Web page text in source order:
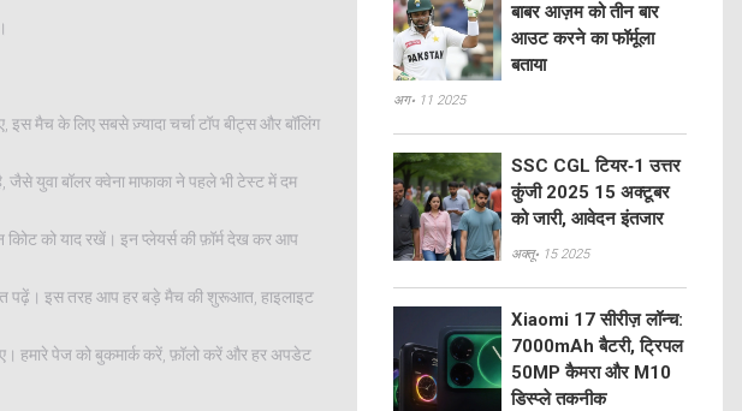
इस मैच के लिए सबसे ज़्यादा चर्चा टॉप बीट्स और बॉलिंग
युवा बॉलर क्वेना माफाका ने पहले भी टेस्ट में दम
कोिट को याद रखें। इन प्लेयर्स की फ़ॉर्म देख कर आप
पढ़ें। इस तरह आप हर बड़े मैच की शुरूआत, हाइलाइट
हमारे पेज को बुकमार्क करें, फ़ॉलो करें और हर अपडेट
बाबर आज़म को तीन बार
आउट करने का फॉर्मूला
बताया
अग॰ 11 2025
SSC CGL टियर‑1 उत्तर
कुंजी 2025 15 अक्टूबर
को जारी, आवेदन इंतजार
अक्तू॰ 15 2025
Xiaomi 17 सीरीज़ लॉन्च:
7000mAh बैटरी, ट्रिपल
50MP कैमरा और M10
डिस्प्ले तकनीक